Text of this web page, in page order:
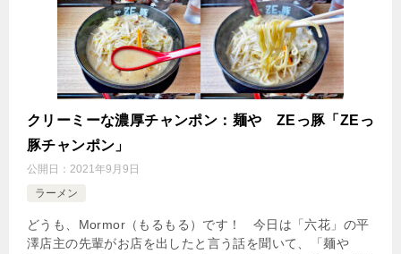
クリーミーな濃厚チャンポン：麺や ZEっ豚「ZEっ
豚チャンポン」
公開日： 2021年9月9日
ラーメン
どうも、Mormor（もるもる）です！ 今日は「六花」の平
澤店主の先輩がお店を出したと言う話を聞いて、「麺や